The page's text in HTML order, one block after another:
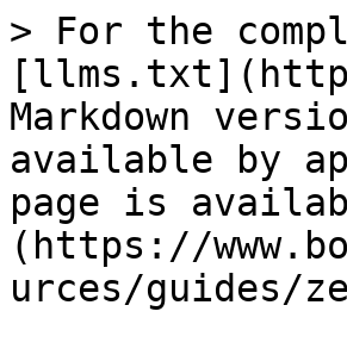
> For the
Markdown
available by
page is
(https://
urces/guides/